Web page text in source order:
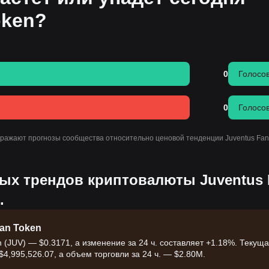
0
0
прогнозы сообщества относительно ценовой тенденции Juventus
трендов криптовалюты Juventus
Token
— $0.3171, а изменение за 24 ч. составляет +1.18%.
а объем торговли за 24 ч. — $2.80M.